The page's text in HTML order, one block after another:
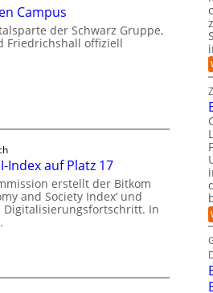
Campus
der Schwarz Gruppe,
Friedrichshall offiziell
Index auf Platz 17
erstellt der Bitkom
and Society Index‘ und
Digitalisierungsfortschritt. In